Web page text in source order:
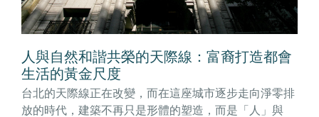
人與自然和諧共榮的天際線：富裔打造都會
生活的黃金尺度
台北的天際線正在改變，而在這座城市逐步走向淨零排
放的時代，建築不再只是形體的塑造，而是「人」與